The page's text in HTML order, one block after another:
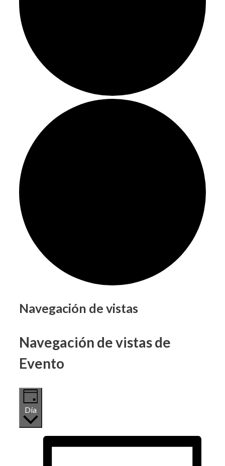
Eventos
22
2026
Navegación de vistas
Navegación de vistas de
Evento
Día